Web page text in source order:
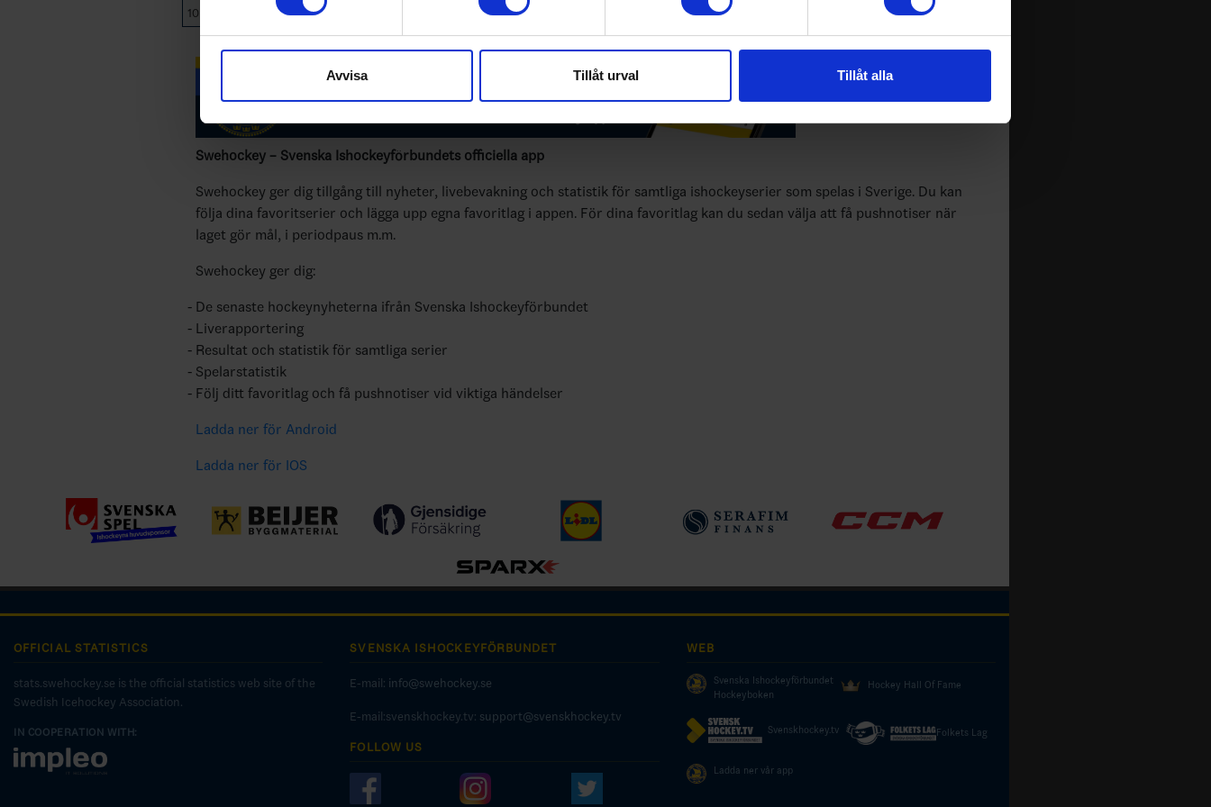
Vi använder enhetsidentifierare för att anpassa innehållet och annonserna till användarna, tillhandahålla funktioner för
sociala medier och analysera vår trafik. Vi vidarebefordrar även sådana identifierare och annan information från din enhet
till de sociala medier och annons- och analysföretag som vi samarbetar med. Dessa kan i sin tur kombinera informationen
med annan information som du har tillhandahållit eller som de har samlat in när du har använt deras tjänster.
Avvisa Tillåt urval Tillåt alla
10
IF Vallentuna BK 15 44:82 (-38) 0
Swehockey – Svenska Ishockeyförbundets officiella app
Swehockey ger dig tillgång till nyheter, livebevakning och statistik för samtliga ishockeyserier som spelas i Sverige. Du kan
följa dina favoritserier och lägga upp egna favoritlag i appen. För dina favoritlag kan du sedan välja att få pushnotiser när
laget gör mål, i periodpaus m.m.
Swehockey ger dig:
De senaste hockeynyheterna ifrån Svenska Ishockeyförbundet
Liverapportering
Resultat och statistik för samtliga serier
Spelarstatistik
Följ ditt favoritlag och få pushnotiser vid viktiga händelser
Ladda ner för Android
Ladda ner för IOS
OFFICIAL STATISTICS
stats.swehockey.se is the official statistics web site of the
Swedish Icehockey Association.
IN COOPERATION WITH:
SVENSKA ISHOCKEYFÖRBUNDET
E-mail: info@swehockey.se
E-mail:svenskhockey.tv: support@svenskhockey.tv
FOLLOW US
WEB
Svenska Ishockeyförbundet
Hockeyboken
Hockey Hall Of Fame
Svenskhockey.tv Folkets Lag
Ladda ner vår app